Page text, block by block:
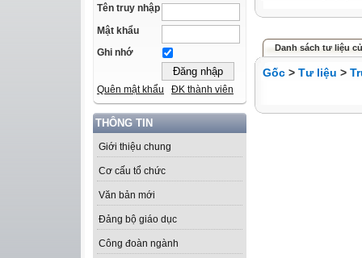
Tên truy nhập
Mật khẩu
Ghi nhớ
Quên mật khẩu ĐK thành viên
THÔNG TIN
Giới thiệu chung
Cơ cấu tổ chức
Văn bản mới
Đảng bộ giáo dục
Công đoàn ngành
Danh sách tư liệu
Gốc > Tư liệu >